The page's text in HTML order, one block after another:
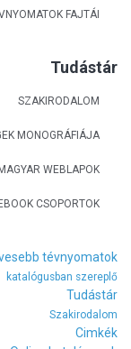
FAJTÁI
Tudástár
SZAKIRODALOM
MONOGRÁFIÁJA
WEBLAPOK
CSOPORTOK
tévnyomatok
katalógusban szereplő
Tudástár
Szakirodalom
Cimkék